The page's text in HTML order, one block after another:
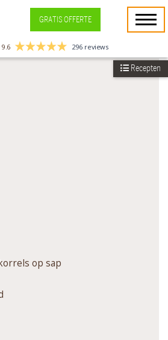
GRATIS OFFERTE
9.6 296 reviews
op sap
Recepten